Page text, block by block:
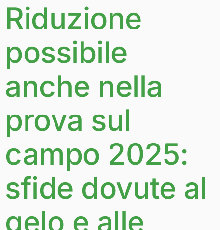
Riduzione
possibile
anche nella
prova sul
campo 2025:
sfide dovute al
gelo e alle